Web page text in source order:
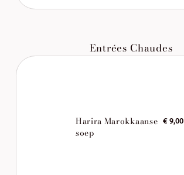
Entrées Chaudes
Harira Marokkaanse
soep
€ 9,00